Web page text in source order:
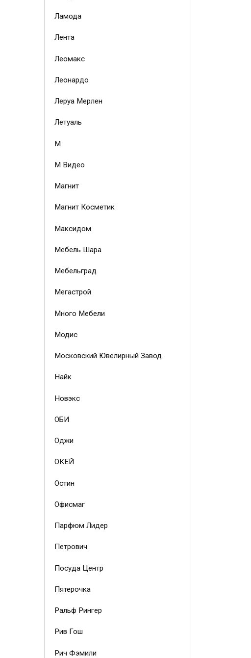
Ламода
Лента
Леомакс
Леонардо
Леруа Мерлен
Летуаль
М
М Видео
Магнит
Магнит Косметик
Максидом
Мебель Шара
Мебельград
Мегастрой
Много Мебели
Модис
Московский Ювелирный Завод
Найк
Новэкс
ОБИ
Оджи
ОКЕЙ
Остин
Офисмаг
Парфюм Лидер
Петрович
Посуда Центр
Пятерочка
Ральф Рингер
Рив Гош
Рич Фэмили